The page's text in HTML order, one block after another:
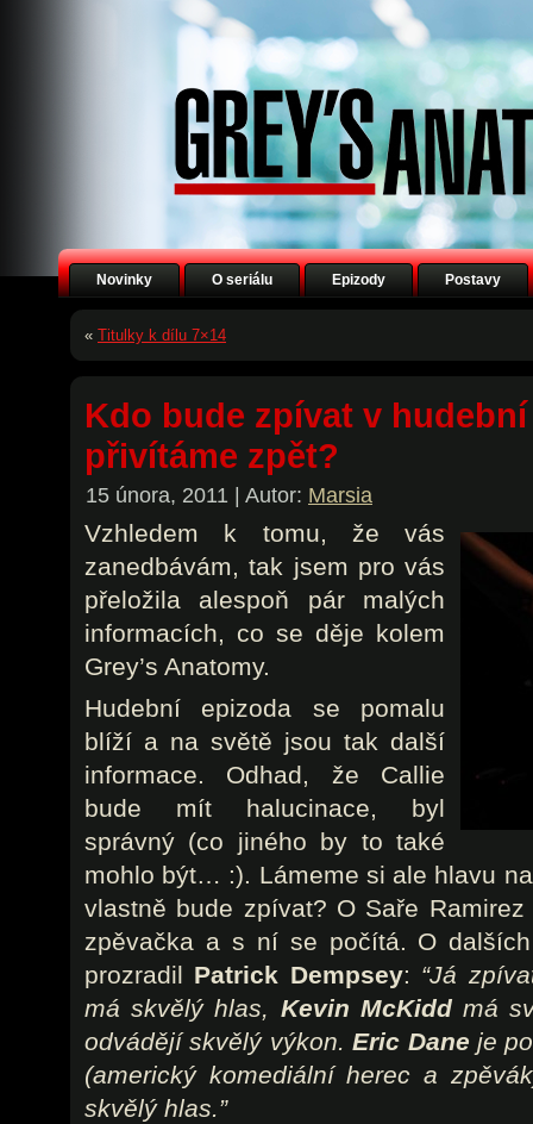
Novinky O seriálu Epizody Postavy
« Titulky k dílu 7×14
Kdo bude zpívat v
přivítáme zpět?
15 února, 2011 | Autor: Marsia
Vzhledem k tomu, že vás
zanedbávám, tak jsem pro vás
přeložila alespoň pár malých
informacích, co se děje kolem
Grey’s Anatomy.
Hudební epizoda se pomalu
blíží a na světě jsou tak další
informace. Odhad, že Callie
bude mít halucinace, byl
správný (co jiného by to také
mohlo být… :). Lámeme si ale hlavu
vlastně bude zpívat? O Saře
zpěvačka a s ní se počítá. O
prozradil Patrick Dempsey: “Já
má skvělý hlas, Kevin McKiddmá
odvádějí skvělý výkon.Eric Dane je
(americký komediální herec a
skvělý hlas.”